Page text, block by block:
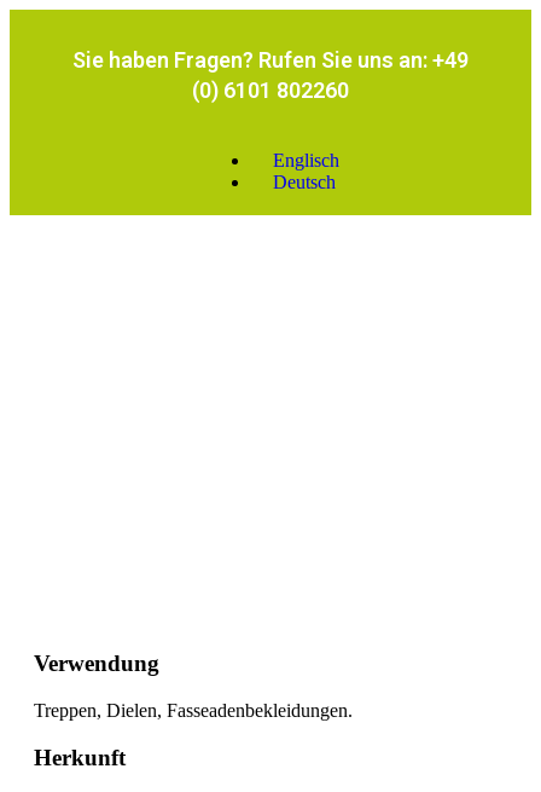
Sie haben Fragen? Rufen Sie uns an: +49
(0) 6101 802260
Englisch
Deutsch
Verwendung
Treppen, Dielen, Fasseadenbekleidungen.
Herkunft